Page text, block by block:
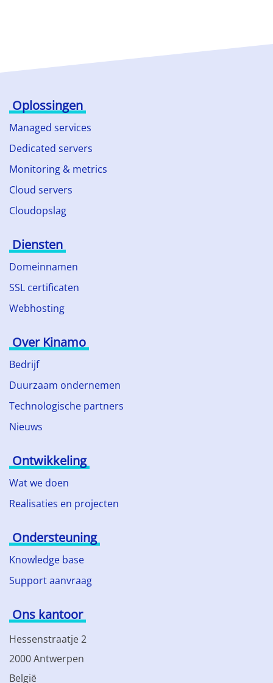
Oplossingen
Managed services
Dedicated servers
Monitoring & metrics
Cloud servers
Cloudopslag
Diensten
Domeinnamen
SSL certificaten
Webhosting
Over Kinamo
Bedrijf
Duurzaam ondernemen
Technologische partners
Nieuws
Ontwikkeling
Wat we doen
Realisaties en projecten
Ondersteuning
Knowledge base
Support aanvraag
Ons kantoor
Hessenstraatje 2
2000 Antwerpen
België